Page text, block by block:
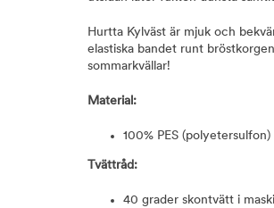
Hurtta Kylväst är mjuk och
elastiska bandet runt
sommarkvällar!
Material:
100% PES (polyetersulfon)
Tvättråd:
40 grader skontvätt i